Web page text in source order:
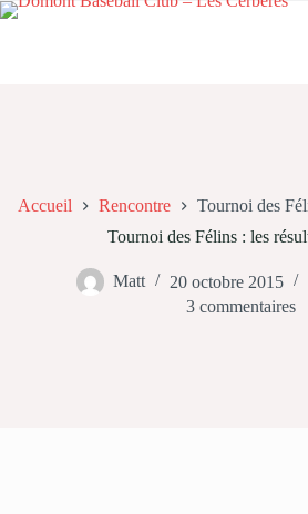
Passer
Accueil Rencontre
Tournoi des
Tournoi des Félins : les
Matt 20 octobre 2015
3 commentaires